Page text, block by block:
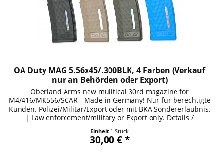
OA Duty MAG 5.56x45/.300BLK, 4 Farben (Verkauf
nur an Behörden oder Export)
Oberland Arms new mulitical 30rd magazine for
M4/416/MK556/SCAR - Made in Germany! Nur für berechtigte
Kunden. Polizei/Militär/Export oder mit BKA Sondererlaubnis.
| Law enforcement/military or Export only. Details /
oliv / FX blau Multical 5.56x45/.300BLK 30-Schuss | 30rd
glasfaserverstärktes Polymer mit...
Einheit 1 Stück
30,00 € *